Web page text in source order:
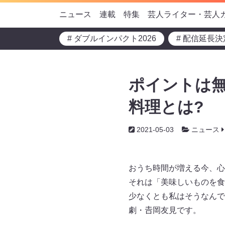
ニュース 連載 特集 芸人ライター・芸人
# ダブルインパクト2026 # 配信延長決
ポイントは
料理とは?
2021-05-03 ニュース
おうち時間が増える今、
それは「美味しいものを
少なくとも私はそうなん
劇・𠮷岡友見です。